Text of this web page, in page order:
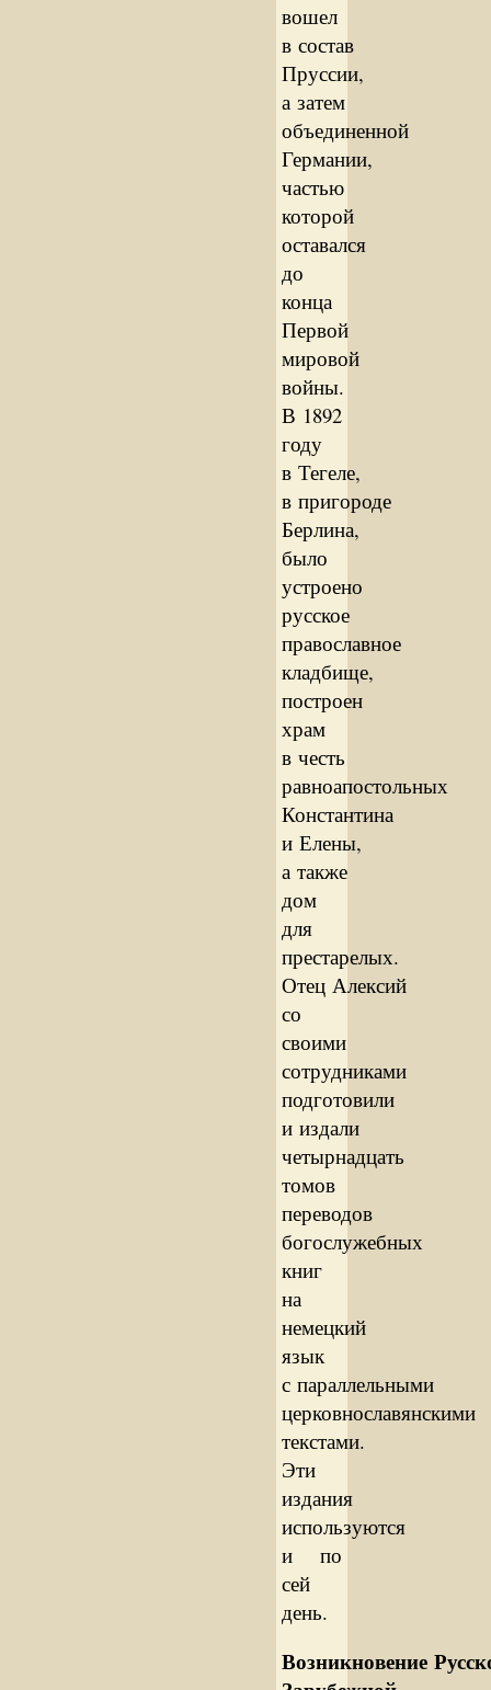
вошел
в состав
Пруссии,
а затем
объединенной
Германии,
частью
которой
оставался
до
конца
Первой
мировой
войны.
В 1892
году
в Тегеле,
в пригороде
Берлина,
было
устроено
русское
православное
кладбище,
построен
храм
в честь
равноапостольных
Константина
и Елены,
а также
дом
для
престарелых.
Отец Алексий
со
своими
сотрудниками
подготовили
и издали
четырнадцать
томов
переводов
богослужебных
книг
на
немецкий
язык
с параллельными
церковнославянскими
текстами.
Эти
издания
используются
и по
сей
день.
Возникновение